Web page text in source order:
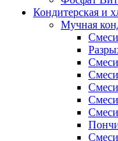
Кондитерская и
Мучная
Смеси
Смеси